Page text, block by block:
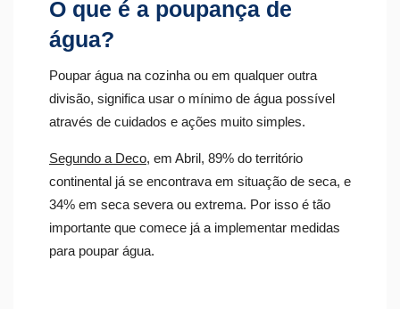
O que é a poupança de
água?
Poupar água na cozinha ou em qualquer outra
divisão, significa usar o mínimo de água possível
através de cuidados e ações muito simples.
Segundo a Deco, em Abril, 89% do território
continental já se encontrava em situação de seca, e
34% em seca severa ou extrema. Por isso é tão
importante que comece já a implementar medidas
para poupar água.